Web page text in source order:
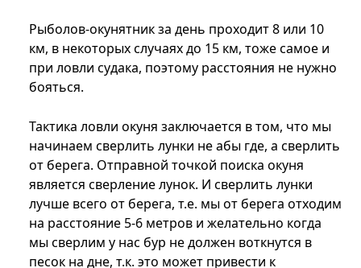
Рыболов-окунятник за день проходит 8 или 10
км, в некоторых случаях до 15 км, тоже самое и
при ловли судака, поэтому расстояния не нужно
бояться.
Тактика ловли окуня заключается в том, что мы
начинаем сверлить лунки не абы где, а сверлить
от берега. Отправной точкой поиска окуня
является сверление лунок. И сверлить лунки
лучше всего от берега, т.е. мы от берега отходим
на расстояние 5-6 метров и желательно когда
мы сверлим у нас бур не должен воткнутся в
песок на дне, т.к. это может привести к